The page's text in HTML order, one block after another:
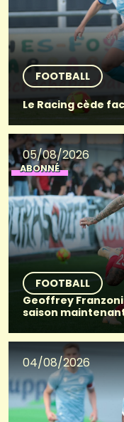
FOOTBALL
Le Racing cède
05/08/2026
ABONNÉ
FOOTBALL
Geoffrey
saison
04/08/2026